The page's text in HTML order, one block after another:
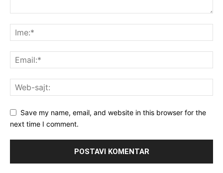
Save my name, email, and website in this browser for the
next time I comment.